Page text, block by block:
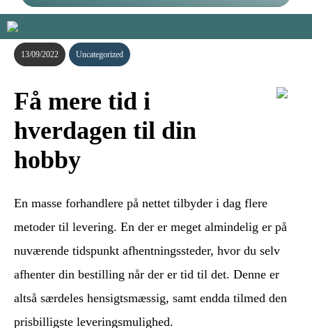
13/09/2022 Uncategorized
Få mere tid i
hverdagen til din
hobby
En masse forhandlere på nettet tilbyder i dag flere
metoder til levering. En der er meget almindelig er på
nuværende tidspunkt afhentningssteder, hvor du selv
afhenter din bestilling når der er tid til det. Denne er
altså særdeles hensigtsmæssig, samt endda tilmed den
prisbilligste leveringsmulighed.